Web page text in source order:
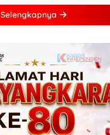
Oligarki
Selengkapnya